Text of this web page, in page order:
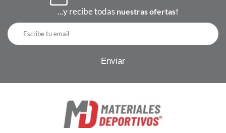
...y recibe todas nuestras ofertas!